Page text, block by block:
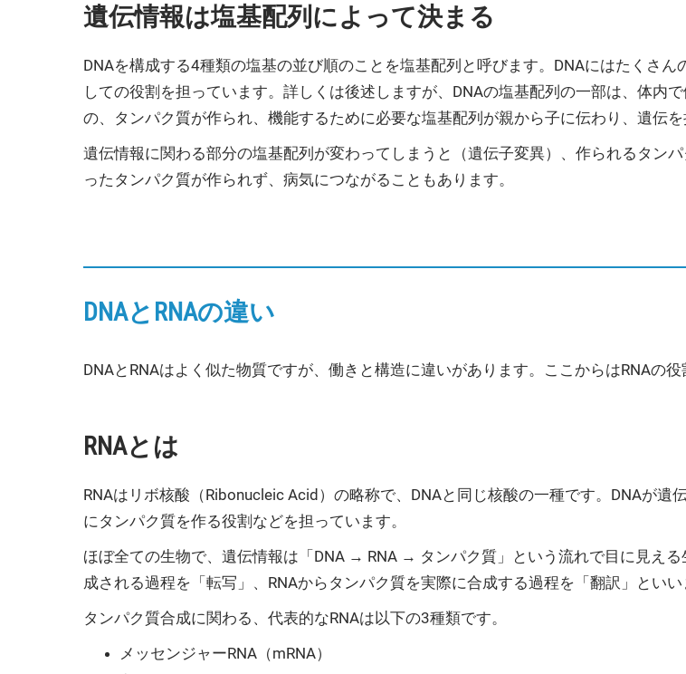
遺伝情報は塩基配列によって決まる
DNAを構成する4種類の塩基の並び順のことを塩基配列と呼びます。DNAにはたくさ
しての役割を担っています。詳しくは後述しますが、DNAの塩基配列の一部は、体内
の、タンパク質が作られ、機能するために必要な塩基配列が親から子に伝わり、遺伝を
遺伝情報に関わる部分の塩基配列が変わってしまうと（遺伝子変異）、作られるタン
ったタンパク質が作られず、病気につながることもあります。
DNAとRNAの違い
DNAとRNAはよく似た物質ですが、働きと構造に違いがあります。ここからはRNAの
RNAとは
RNAはリボ核酸（Ribonucleic Acid）の略称で、DNAと同じ核酸の一種です。DNAが
にタンパク質を作る役割などを担っています。
ほぼ全ての生物で、遺伝情報は「DNA → RNA → タンパク質」という流れで目に見え
成される過程を「転写」、RNAからタンパク質を実際に合成する過程を「翻訳」といい
タンパク質合成に関わる、代表的なRNAは以下の3種類です。
メッセンジャーRNA（mRNA）